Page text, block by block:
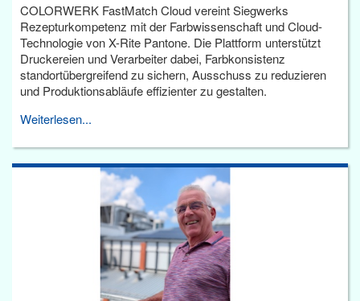
COLORWERK FastMatch Cloud vereint Siegwerks
Rezepturkompetenz mit der Farbwissenschaft und Cloud-
Technologie von X-Rite Pantone. Die Plattform unterstützt
Druckereien und Verarbeiter dabei, Farbkonsistenz
standortübergreifend zu sichern, Ausschuss zu reduzieren
und Produktionsabläufe effizienter zu gestalten.
Weiterlesen...